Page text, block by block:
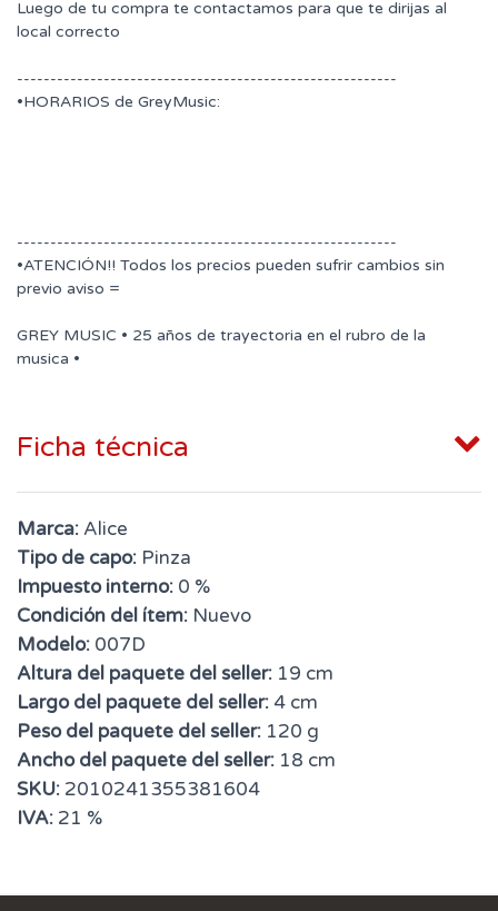
Luego de tu compra te contactamos para que te dirijas al
local correcto
---------------------------------------------------------
•HORARIOS de GreyMusic:
---------------------------------------------------------
•ATENCIÓN!! Todos los precios pueden sufrir cambios sin
previo aviso =
GREY MUSIC • 25 años de trayectoria en el rubro de la
musica •
Ficha técnica
Marca: Alice
Tipo de capo: Pinza
Impuesto interno: 0 %
Condición del ítem: Nuevo
Modelo: 007D
Altura del paquete del seller: 19 cm
Largo del paquete del seller: 4 cm
Peso del paquete del seller: 120 g
Ancho del paquete del seller: 18 cm
SKU: 2010241355381604
IVA: 21 %